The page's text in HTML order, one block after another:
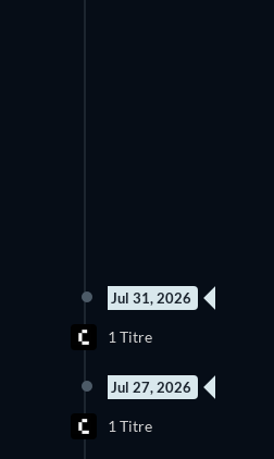
Jul 31, 2026
1 Titre
Jul 27, 2026
1 Titre